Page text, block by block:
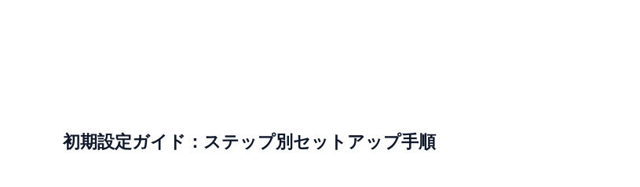
初期設定ガイド：ステップ別セットアップ手順